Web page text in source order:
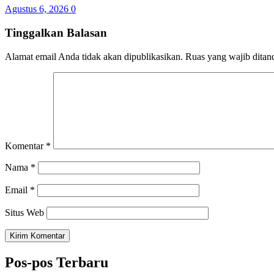
Agustus 6, 2026 0
Tinggalkan Balasan
Alamat email Anda tidak akan dipublikasikan. Ruas yang wajib
Komentar *
Nama *
Email *
Situs Web
Pos-pos Terbaru